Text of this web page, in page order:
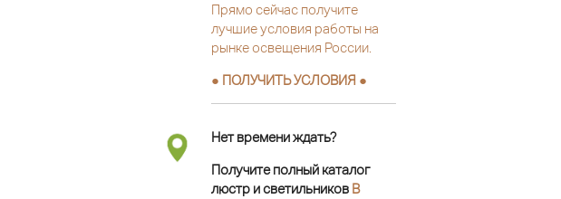
Прямо сейчас получите
лучшие условия работы на
рынке освещения России.
● ПОЛУЧИТЬ УСЛОВИЯ ●
Нет времени ждать?
Получите полный каталог
люстр и светильников В